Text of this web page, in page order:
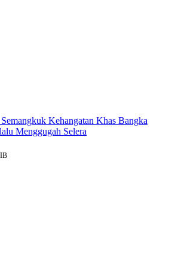
Kehangatan Khas Bangka
Menggugah Selera